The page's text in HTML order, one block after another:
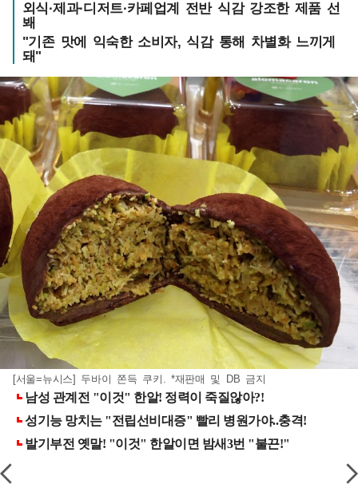
외식·제과·디저트·카페업계 전반 식감 강조한 제품 선
봬
"기존 맛에 익숙한 소비자, 식감 통해 차별화 느끼게
돼"
[서울=뉴시스] 두바이 쫀득 쿠키. *재판매 및 DB 금지